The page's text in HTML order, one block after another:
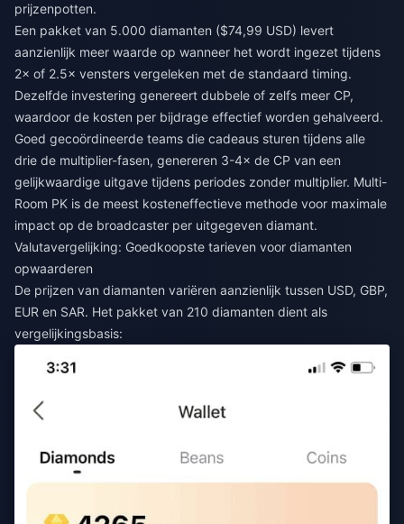
prijzenpotten.
Een pakket van 5.000 diamanten ($74,99 USD) levert
aanzienlijk meer waarde op wanneer het wordt ingezet tijdens
2× of 2.5× vensters vergeleken met de standaard timing.
Dezelfde investering genereert dubbele of zelfs meer CP,
waardoor de kosten per bijdrage effectief worden gehalveerd.
Goed gecoördineerde teams die cadeaus sturen tijdens alle
drie de multiplier-fasen, genereren 3-4× de CP van een
gelijkwaardige uitgave tijdens periodes zonder multiplier. Multi-
Room PK is de meest kosteneffectieve methode voor maximale
impact op de broadcaster per uitgegeven diamant.
Valutavergelijking: Goedkoopste tarieven voor diamanten
opwaarderen
De prijzen van diamanten variëren aanzienlijk tussen USD, GBP,
EUR en SAR. Het pakket van 210 diamanten dient als
vergelijkingsbasis: